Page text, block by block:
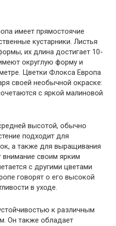
имеет прямостоячие
кустарники. Листья
их длина достигает 10-
округлую форму и
Цветки Флокса Европа
своей необычной окраске:
с яркой малиновой
высотой, обычно
подходит для
а также для выращивания
своим ярким
с другими цветами
говорят о его высокой
в уходе.
к различным
Он также обладает